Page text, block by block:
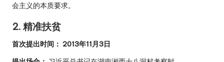
会主义的本质要求。
2. 精准扶贫
首次提出时间： 2013年11月3日